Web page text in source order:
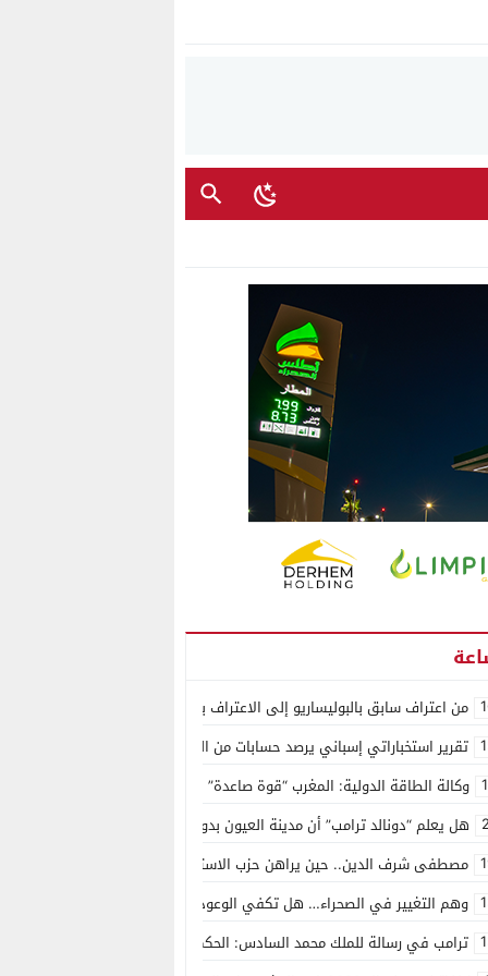
من اعتراف سابق بالبوليساريو إلى الاعتراف بسيادة المغرب على الصحراء..
تقرير استخباراتي إسباني يرصد حسابات من الجزائر وأرقاما بـ”213+” ضمن حملة رقمية منظمة حرّضت على اقتحام سبتة
وكالة الطاقة الدولية: المغرب “قوة صاعدة” في سوق المعادن الاستراتيجية
هل يعلم “دونالد ترامب” أن مدينة العيون بدون ماء؟
مصطفى شرف الدين.. حين يراهن حزب الاستقلال على الكفاءة ويمنح الشباب
وهم التغيير في الصحراء… هل تكفي الوعود الفارغة لصناعة الواقع؟
ترامب في رسالة للملك محمد السادس: الحكم الذاتي هو الأساس الوحيد لحل